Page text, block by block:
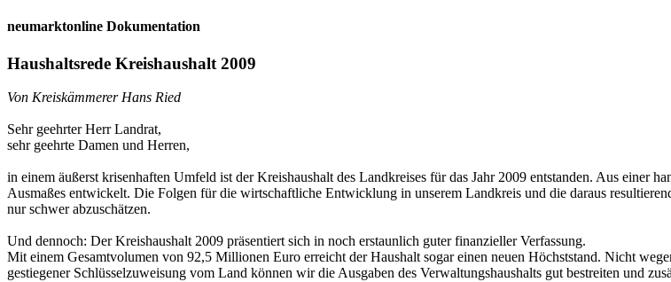
neumarktonline Dokumentation
Haushaltsrede Kreishaushalt 2009
Von Kreiskämmerer Hans Ried
Sehr geehrter Herr Landrat,
sehr geehrte Damen und Herren,
in einem äußerst krisenhaften Umfeld ist der Kreishaushalt des Landkreises für das Jahr 2009 entstanden. Aus einer
Ausmaßes entwickelt. Die Folgen für die wirtschaftliche Entwicklung in unserem Landkreis und die daraus
nur schwer abzuschätzen.
Und dennoch: Der Kreishaushalt 2009 präsentiert sich in noch erstaunlich guter finanzieller Verfassung.
Mit einem Gesamtvolumen von 92,5 Millionen Euro erreicht der Haushalt sogar einen neuen Höchststand. Nicht
gestiegener Schlüsselzuweisung vom Land können wir die Ausgaben des Verwaltungshaushalts gut bestreiten und